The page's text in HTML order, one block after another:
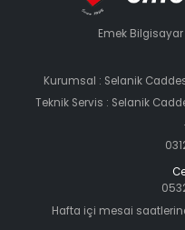
Emek Bilgisayar
Kurumsal : Selanik
Teknik Servis : Selanik
Hafta içi mesai